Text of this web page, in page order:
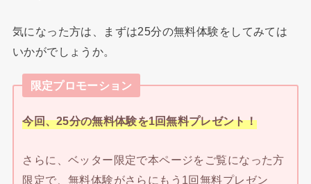
気になった方は、まずは25分の無料体験をしてみては
いかがでしょうか。
限定プロモーション
今回、25分の無料体験を1回無料プレゼント！
さらに、ベッター限定で本ページをご覧になった方
限定で、無料体験がさらにもう1回無料プレゼン